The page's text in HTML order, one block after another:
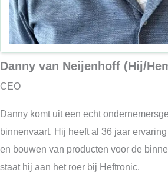
Danny van Neijenhoff (Hij/
CEO
Danny komt uit een echt
binnenvaart. Hij heeft al 36 jaar
en bouwen van producten voor de
staat hij aan het roer bij Heftronic.